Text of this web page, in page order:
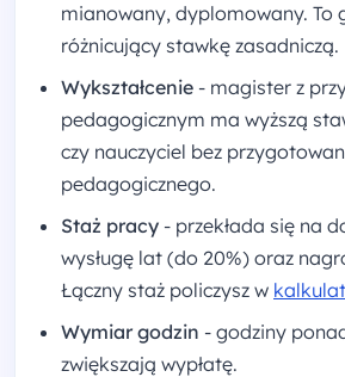
mianowany, dyplomowany. To
różnicujący stawkę zasadniczą.
Wykształcenie - magister z
pedagogicznym ma wyższą
czy nauczyciel bez
pedagogicznego.
Staż pracy - przekłada się na
wysługę lat (do 20%) oraz
Łączny staż policzysz w
Wymiar godzin - godziny
zwiększają wypłatę.